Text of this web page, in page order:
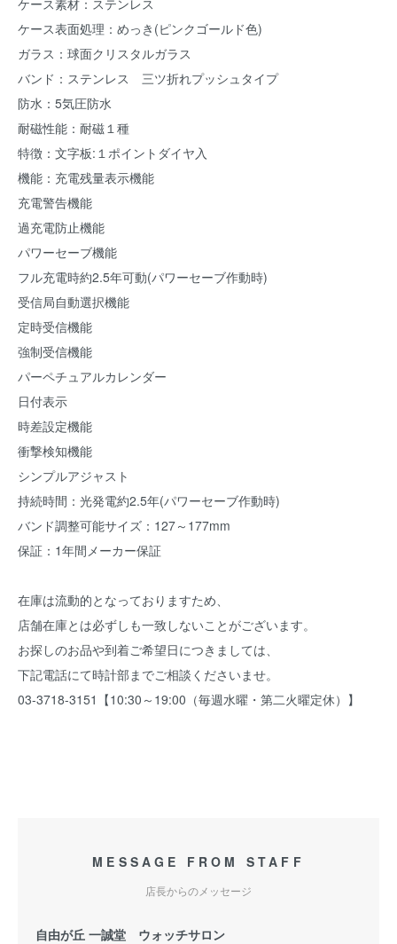
ケース表面処理：めっき(ピンクゴールド色)
ガラス：球面クリスタルガラス
バンド：ステンレス 三ツ折れプッシュタイプ
防水：5気圧防水
耐磁性能：耐磁１種
特徴：文字板:１ポイントダイヤ入
機能：充電残量表示機能
充電警告機能
過充電防止機能
パワーセーブ機能
フル充電時約2.5年可動(パワーセーブ作動時)
受信局自動選択機能
定時受信機能
強制受信機能
パーペチュアルカレンダー
日付表示
時差設定機能
衝撃検知機能
シンプルアジャスト
持続時間：光発電約2.5年(パワーセーブ作動時)
バンド調整可能サイズ：127～177mm
保証：1年間メーカー保証
在庫は流動的となっておりますため、
店舗在庫とは必ずしも一致しないことがございます。
お探しのお品や到着ご希望日につきましては、
下記電話にて時計部までご相談くださいませ。
03-3718-3151【10:30～19:00（毎週水曜・第二火曜定休）】
MESSAGE FROM STAFF
店長からのメッセージ
自由が丘 一誠堂 ウォッチサロン